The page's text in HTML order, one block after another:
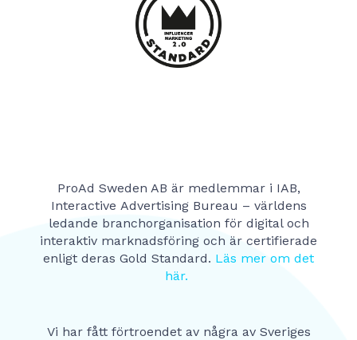
ProAd Sweden AB är medlemmar i IAB,
Interactive AdvertisingBureau – världens
ledande branchorganisation för digital och
interaktiv marknadsföring och är certifierade
enligt deras Gold Standard. Läs mer om det
här.
Vi har fått förtroendet av några av Sveriges